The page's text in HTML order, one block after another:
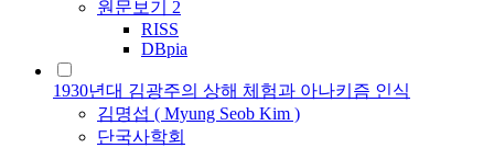
원문보기 2
RISS
DBpia
1930년대 김광주의 상해 체험과 아나키즘 인식
김명섭 ( Myung Seob Kim )
단국사학회